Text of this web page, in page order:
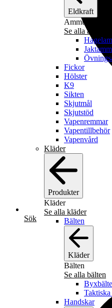
Eldkraft
Ammunition
Se alla
Fickor
Hölster
K9
Sikten
Skjutmål
Skjutstöd
Vapenremmar
Vapentillbehör
Vapenvård
Kläder
Produkter
Kläder
Se alla kläder
Bälten
Kläder
Bälten
Se alla bälten
Taktiska
Handskar
Sök